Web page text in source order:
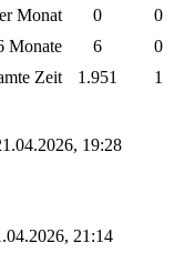
Monat
0
0
Monate
6
0
Zeit
1.951
1
19:28
21:14